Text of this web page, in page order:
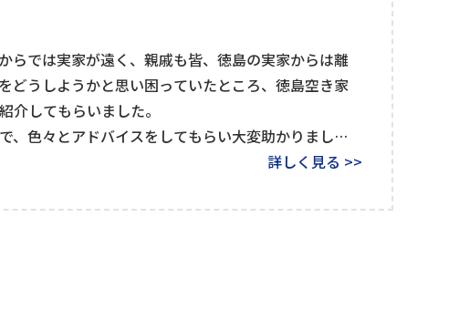
らでは実家が遠く、親戚も皆、徳島の実家からは離
どうしようかと思い困っていたところ、徳島空き家
介してもらいました。
、色々とアドバイスをしてもらい大変助かりまし
け、ありがとうございます。これからもよろしくお願
詳しく見る >>